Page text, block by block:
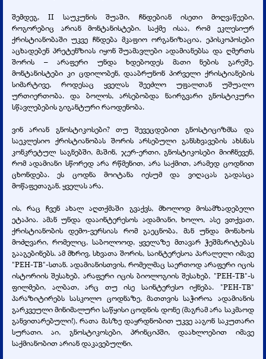
შემდეგ, II საუკუნის შუაში, ჩნდებიან ისეთი მოღვაწეები,
როგორებიც არიან მონტანისტები. საქმე ისაა, რომ ეკლესიურ
ქრისტიანობაში უკვე ჩნდება მკაფიო ორგანიზაცია, ეპისკოპოსები
აცხადებენ პრეტენზიას იყონ შუამავლები ადამიანებსა და ღმერთს
შორის – არაფერი უნდა ხდებოდეს მათი ნების გარეშე.
მონტანისტები კი ცდილობენ, დააბრუნონ პირველი ქრისტიანების
სიმარტივე, როდესაც ყველას შეეძლო უფალთან უშუალო
ურთიერთობა. და ბოლოს, არსებობდა ნაირგვარი გნოსტიკური
სწავლებების გიგანტური რაოდენობა.
ვინ არიან გნოსტიკოსები? თუ შევეცდებით გნოსტიციზმსა და
საეკლესიო ქრისტიანობას შორის არსებული განსხვავების ახსნას
კონკრეტულ საგნებში, მაშინ, ჯერ-ერთი, გნოსტიკოსები მიიჩნევენ,
რომ ადამიანი სწორედ არა რწმენით, არა საქმით, არამედ ცოდნით
ცხონდება. ეს ცოდნა მოიტანა იესუმ და ვიღაცას გადასცა
მოწაფეთაგან. ყველას არა.
ის, რაც ჩვენ ახალ აღთქმაში გვაქვს, მხოლოდ მოსამზადებელი
ეტაპია. ამან უნდა დააინტერესოს ადამიანი, ხოლო, ასე ვთქვათ,
ქრისტიანობის დემო-ვერსიას რომ გაეცნობა, მან უნდა მონახოს
მოძღვარი, რომელიც, საბოლოოდ, ყველაზე მთავარ ჭეშმარიტებას
გააგებინებს. ამ მხრივ, სხვათა შორის, საინტერესოა პარალელი იმავე
"РЕН-ТВ"-სთან. ადამიანისთვის, რომელმაც საერთოდ არაფერი იცის
ისტორიის შესახებ, არაფერი იცის ბიოლოგიის შესახებ, "РЕН-ТВ"-ს
ფილმები, ალბათ, არც თუ ისე საინტერესო იქნება. "РЕН-ТВ"
პარაზიტირებს სასკოლო ცოდნაზე, მათთვის საჭიროა ადამიანის
გარკვეული მინიმალური საწყისი ცოდნის დონე (მაგრამ არა საკმაოდ
განვითარებული!), რათა მასზე დაყრდნობით უკვე ააგონ საკუთარი
სურათი. აი, გნოსტიკოსები, პრინციპში, დაახლოებით იმავე
საქმიანობით არიან დაკავებულნი.